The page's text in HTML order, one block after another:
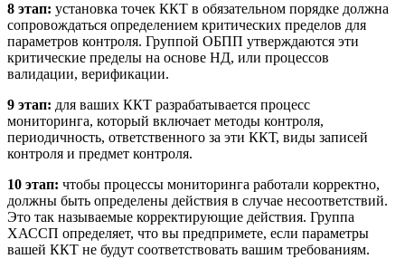
8 этап: установка точек ККТ в обязательном порядке должна
сопровождаться определением критических пределов для
параметров контроля. Группой ОБПП утверждаются эти
критические пределы на основе НД, или процессов
валидации, верификации.
9 этап: для ваших ККТ разрабатывается процесс
мониторинга, который включает методы контроля,
периодичность, ответственного за эти ККТ, виды записей
контроля и предмет контроля.
10 этап: чтобы процессы мониторинга работали корректно,
должны быть определены действия в случае несоответствий.
Это так называемые корректирующие действия. Группа
ХАССП определяет, что вы предпримете, если параметры
вашей ККТ не будут соответствовать вашим требованиям.